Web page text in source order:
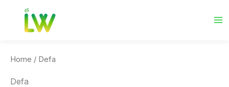
Home / Defa
Defa